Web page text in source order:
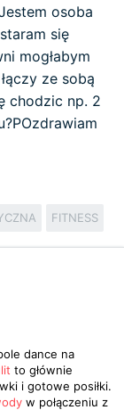
osoba
się
mogłabym
ze sobą
chodzic np. 2
FITNESS
dance na
to głównie
i gotowe posiłki.
w połączeniu z